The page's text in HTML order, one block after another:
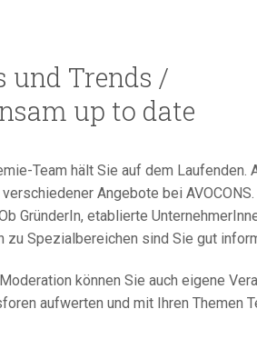
und Trends /
up to date
Team hält Sie auf dem
Angebote bei
GründerIn, etablierte
zu Spezialbereichen sind Sie gut
können Sie auch eigene
aufwerten und mit Ihren Themen